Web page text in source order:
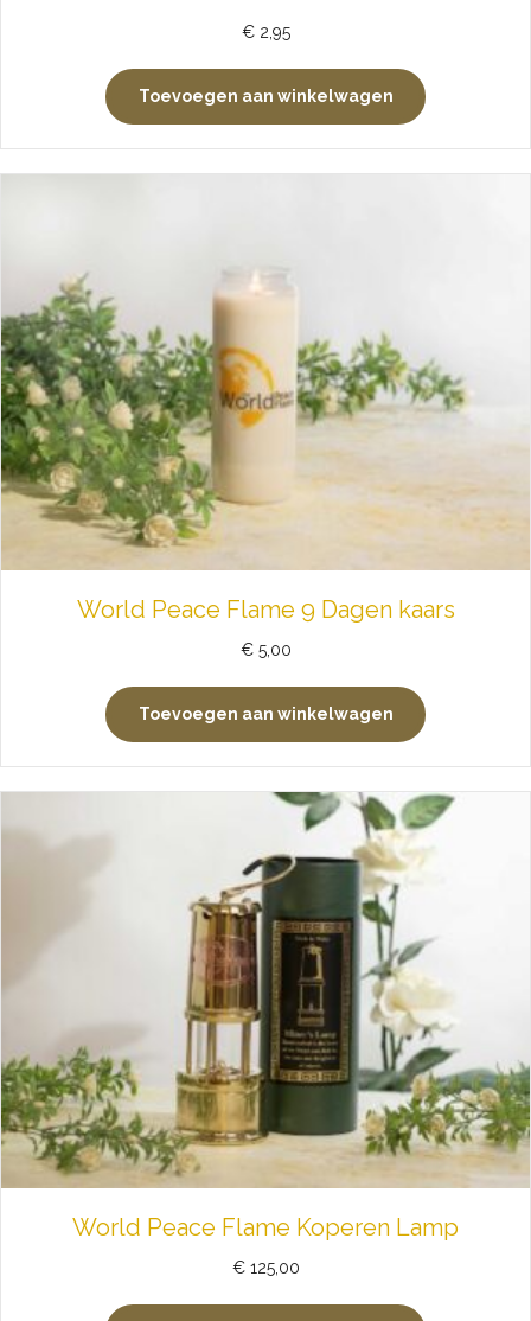
€2,95
Toevoegen aan winkelwagen
World Peace Flame 9 Dagen kaars
€5,00
Toevoegen aan winkelwagen
World Peace Flame Koperen Lamp
€125,00